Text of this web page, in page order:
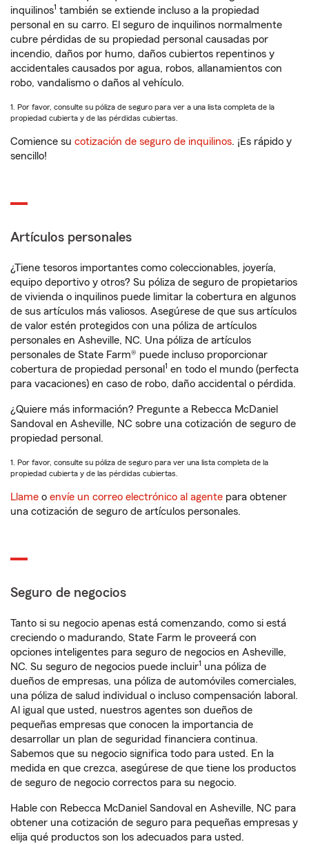
inquilinos1 también se extiende incluso a la propiedad
personal en su carro. El seguro de inquilinos normalmente
cubre pérdidas de su propiedad personal causadas por
incendio, daños por humo, daños cubiertos repentinos y
accidentales causados por agua, robos, allanamientos con
robo, vandalismo o daños al vehículo.
1. Por favor, consulte su póliza de seguro para ver a una lista completa de la
propiedad cubierta y de las pérdidas cubiertas.
Comience su cotización de seguro de inquilinos. ¡Es rápido y
sencillo!
Artículos personales
¿Tiene tesoros importantes como coleccionables, joyería,
equipo deportivo y otros? Su póliza de seguro de propietarios
de vivienda o inquilinos puede limitar la cobertura en algunos
de sus artículos más valiosos. Asegúrese de que sus artículos
de valor estén protegidos con una póliza de artículos
personales en Asheville, NC. Una póliza de artículos
personales de State Farm® puede incluso proporcionar
cobertura de propiedad personal 1 en todo el mundo (perfecta
para vacaciones) en caso de robo, daño accidental o pérdida.
¿Quiere más información? Pregunte a Rebecca McDaniel
Sandoval en Asheville, NC sobre una cotización de seguro de
propiedad personal.
1. Por favor, consulte su póliza de seguro para ver una lista completa de la
propiedad cubierta y de las pérdidas cubiertas.
Llame o envíe un correo electrónico al agente para obtener
una cotización de seguro de artículos personales.
Seguro de negocios
Tanto si su negocio apenas está comenzando, como si está
creciendo o madurando, State Farm le proveerá con
opciones inteligentes para seguro de negocios en Asheville,
NC. Su seguro de negocios puede incluir1 una póliza de
dueños de empresas, una póliza de automóviles comerciales,
una póliza de salud individual o incluso compensación laboral.
Al igual que usted, nuestros agentes son dueños de
pequeñas empresas que conocen la importancia de
desarrollar un plan de seguridad financiera continua.
Sabemos que su negocio significa todo para usted. En la
medida en que crezca, asegúrese de que tiene los productos
de seguro de negocio correctos para su negocio.
Hable con Rebecca McDaniel Sandoval en Asheville, NC para
obtener una cotización de seguro para pequeñas empresas y
elija qué productos son los adecuados para usted.